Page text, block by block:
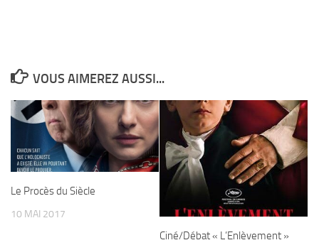
VOUS AIMEREZ AUSSI...
Le Procès du Siècle
10 MAI 2017
Ciné/Débat « L’Enlèvement »